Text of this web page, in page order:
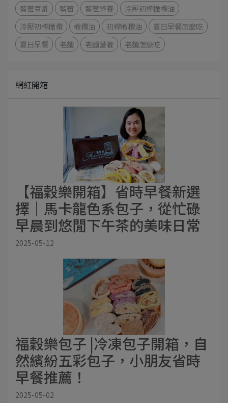
藍莓豆漿
藍莓 藍莓營養
冷壓初榨橄欖油
冷壓初榨橄欖
橄欖油 初榨橄欖油
夏日早餐怎麼吃
夏日早餐
老麵 老麵營養 老麵怎麼吃
網紅開箱
【福穀樂開箱】省時早餐新選
擇｜馬卡龍色系包子，從忙碌
早晨到悠閒下午茶的美味日常
2025-05-12
福穀樂包子 |冷凍包子開箱，自
然繽紛五彩包子，小朋友省時
早餐推薦！
2025-05-02